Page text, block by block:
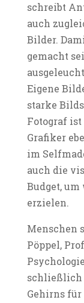
schreibt
auch
Bilder.
gemacht
Eigene
starke
Fotograf
Grafiker
im
auch die
Budget,
erzielen.
Menschen
Pöppel,
schließlich
Gehirns